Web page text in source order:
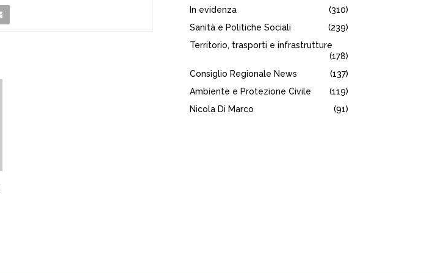
In evidenza
(310)
Sanità e Politiche Sociali
(239)
Territorio, trasporti e infrastrutture
(178)
Consiglio Regionale News
(137)
Ambiente e Protezione Civile
(119)
Nicola Di Marco
(91)